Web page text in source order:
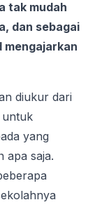
tak mudah
dan sebagai
mengajarkan
diukur dari
untuk
yang
apa saja.